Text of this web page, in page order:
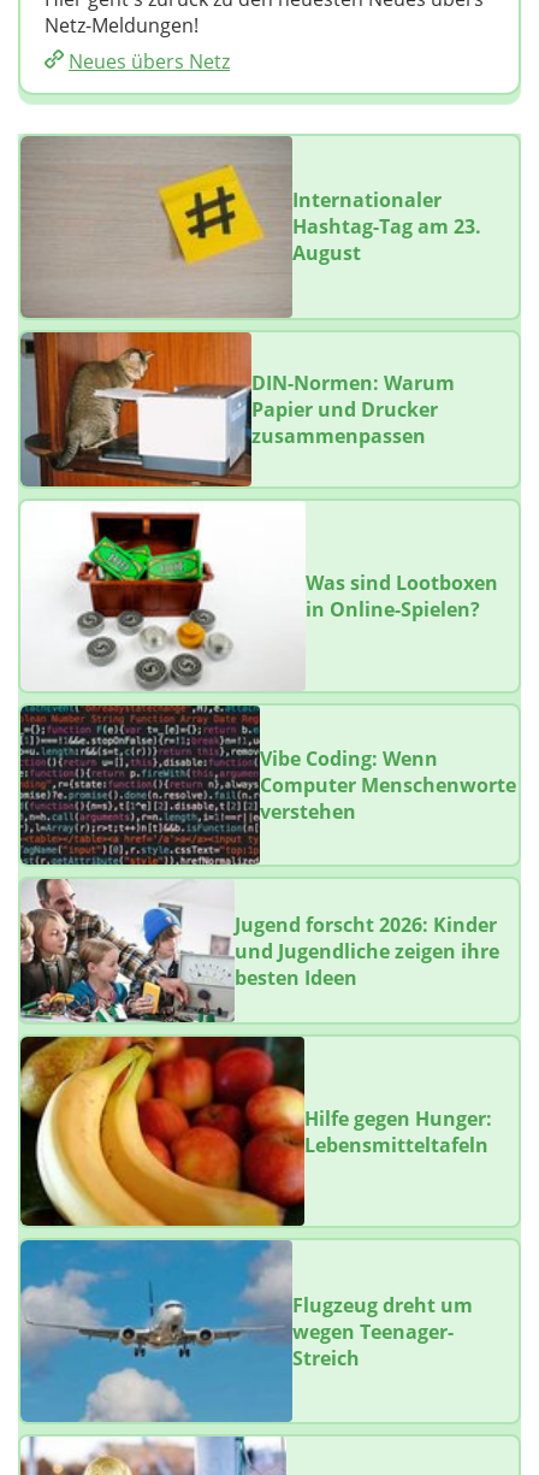
Netz-Meldungen!
Neues übers Netz
Internationaler
Hashtag-Tag am 23.
August
DIN-Normen: Warum
Papier und Drucker
zusammenpassen
Was sind Lootboxen
in Online-Spielen?
Vibe Coding: Wenn
Computer Menschenworte
verstehen
Jugend forscht 2026: Kinder
und Jugendliche zeigen ihre
besten Ideen
Hilfe gegen Hunger:
Lebensmitteltafeln
Flugzeug dreht um
wegen Teenager-
Streich